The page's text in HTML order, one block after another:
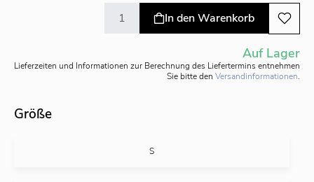
In den Warenkorb
Auf Lager
Lieferzeiten und Informationen zur Berechnung des Liefertermins entnehmen
Sie bitte den Versandinformationen.
Größe
S